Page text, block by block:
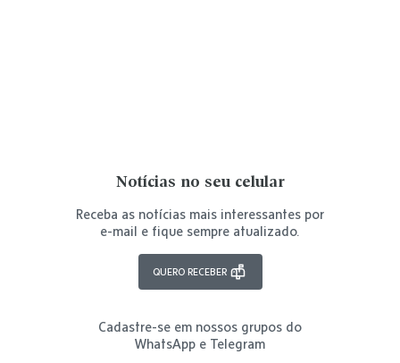
Notícias no seu celular
Receba as notícias mais interessantes por
e-mail e fique sempre atualizado.
QUERO RECEBER
Cadastre-se em nossos grupos do
WhatsApp e Telegram